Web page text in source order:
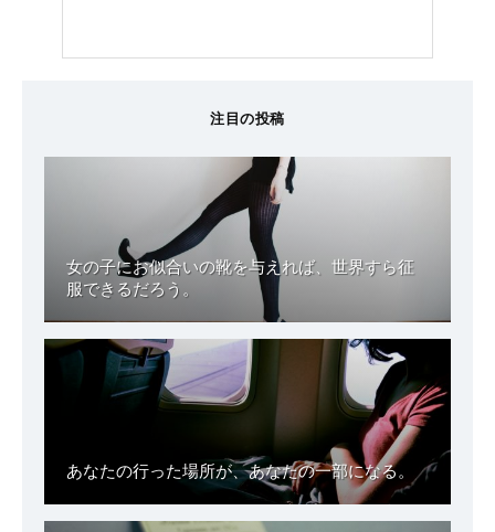
注目の投稿
女の子にお似合いの靴を与えれば、世界すら征
服できるだろう。
あなたの行った場所が、あなたの一部になる。